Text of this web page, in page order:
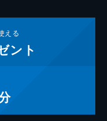
える
ント